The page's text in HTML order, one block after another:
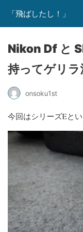
「飛ばしたし！」
Nikon Df と
持ってゲリラ
onsoku1st
今回はシリーズEと